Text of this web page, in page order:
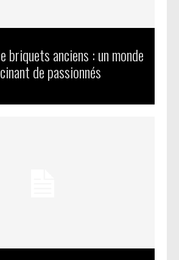
briquets anciens : un monde
de passionnés